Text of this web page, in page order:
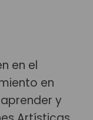
en el
en
y